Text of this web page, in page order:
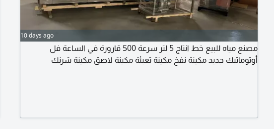
10 days ago
مصنع مياه للبيع خط انتاج 5 لتر سرعة 500 قارورة في الساعة فل
أوتوماتيك جديد مكينة نفخ مكينة تعبئة مكينة لاصق مكينة شرنك